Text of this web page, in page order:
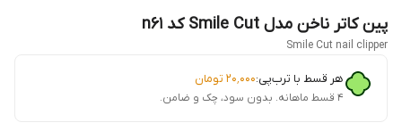
پین کاتر ناخن مدل Smile Cut کد n61
Smile Cut nail clipper
هر قسط با ترب‌پی:۲۰٬۰۰۰ تومان
۴ قسط ماهانه. بدون سود، چک و ضامن.